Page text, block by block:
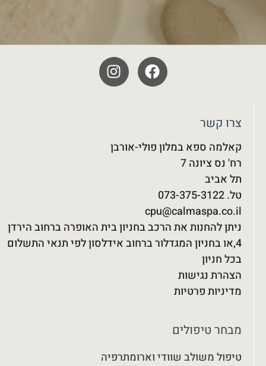
צרו קשר
קאלמה ספא במלון פולי-אורבן
רח' נס ציונה 7
תל אביב
טל. 073-375-3122‬
cpu@calmaspa.co.il
ניתן להחנות את הרכב בחניון בית האופרה ברחוב הירדן
4,או בחניון המגדלור ברחוב אידלסון לפי תנאי התשלום
בכל חניון
הצהרת נגישות
מדיניות פרטיות
מבחר טיפולים
טיפול משולב שוודי וארומתרפיה